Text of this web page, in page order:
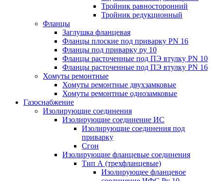
Тройник равносторонний
Тройник редукционный
Фланцы
Заглушка фланцевая
Фланцы плоские под приварку PN 16
Фланцы под приварку ру 10
Фланцы расточенные под ПЭ втулку PN 10
Фланцы расточенные под ПЭ втулку PN 16
Хомуты ремонтные
Хомуты ремонтные двухзамковые
Хомуты ремонтные однозамковые
Газоснабжение
Изолирующие соединения
Изолирующие соединение ИС
Изолирующие соединения под
приварку
Сгон
Изолирующие фланцевые соединения
Тип А (трехфланцевые)
Изолирующее фланцевое